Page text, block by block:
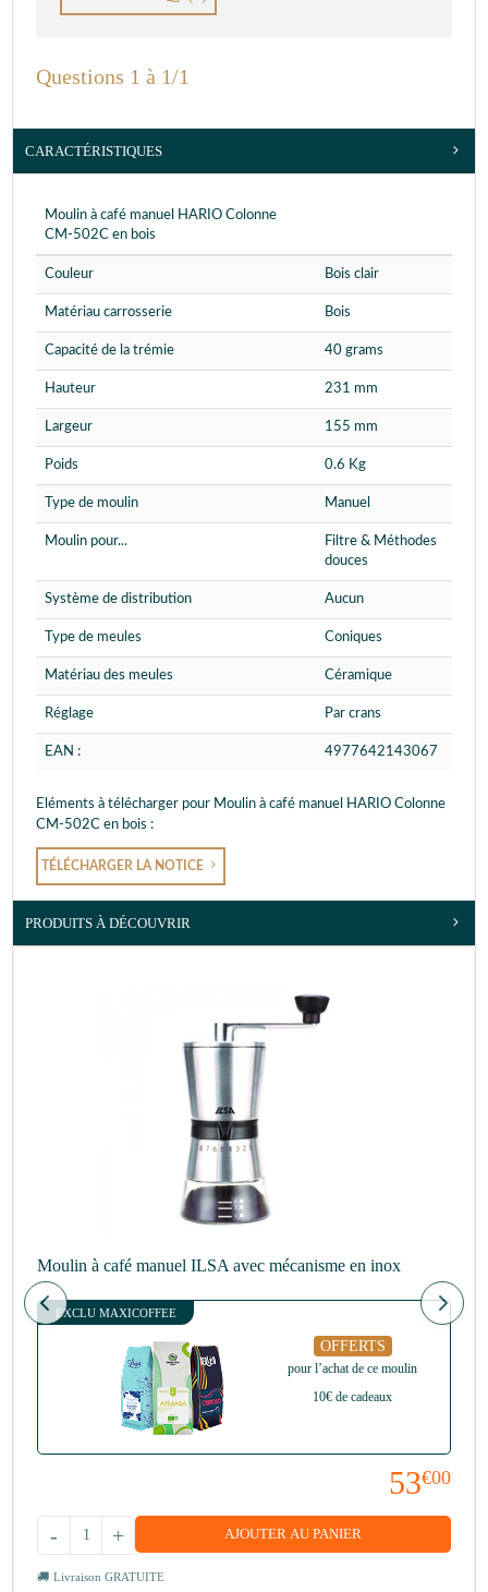
Questions 1 à 1/1
CARACTÉRISTIQUES
Moulin à café manuel HARIO Colonne
CM-502C en bois
Couleur Bois clair
Matériau carrosserie Bois
Capacité de la trémie 40 grams
Hauteur 231 mm
Largeur 155 mm
Poids 0.6 Kg
Type de moulin Manuel
Moulin pour...
Filtre & Méthodes
douces
Système de distribution Aucun
Type de meules Coniques
Matériau des meules Céramique
Réglage Par crans
EAN : 4977642143067
Eléments à télécharger pour Moulin à café manuel HARIO Colonne
CM-502C en bois :
TÉLÉCHARGER LA NOTICE
PRODUITS À DÉCOUVRIR
Moulin à café manuel ILSA avec mécanisme en inox
EXCLU MAXICOFFEE
OFFERTS
pour l’achat de ce moulin
10€ de cadeaux
53€00
+
- AJOUTER AU PANIER
Livraison GRATUITE